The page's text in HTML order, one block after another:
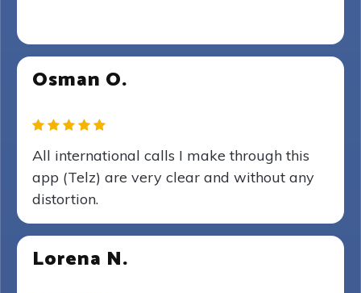
Osman O.
All international calls I make through this
app (Telz) are very clear and without any
distortion.
Lorena N.